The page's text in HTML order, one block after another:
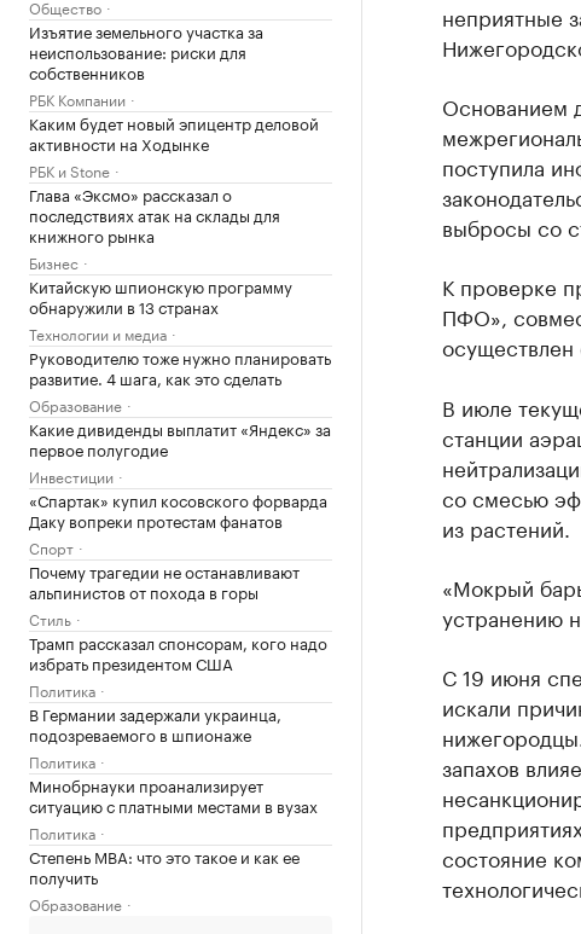
Общество
Изъятие земельного участка за
неиспользование: риски для
собственников
РБК Компании
Каким будет новый эпицентр деловой
активности на Ходынке
РБК и Stone
Глава «Эксмо» рассказал о
последствиях атак на склады для
книжного рынка
Бизнес
Китайскую шпионскую программу
обнаружили в 13 странах
Технологии и медиа
Руководителю тоже нужно планировать
развитие. 4 шага, как это сделать
Образование
Какие дивиденды выплатит «Яндекс» за
первое полугодие
Инвестиции
«Спартак» купил косовского форварда
Даку вопреки протестам фанатов
Спорт
Почему трагедии не останавливают
альпинистов от похода в горы
Стиль
Трамп рассказал спонсорам, кого надо
избрать президентом США
Политика
В Германии задержали украинца,
подозреваемого в шпионаже
Политика
Минобрнауки проанализирует
ситуацию с платными местами в вузах
Политика
Степень MBA: что это такое и как ее
получить
Образование
неприятные
Основанием
поступила
выбросы со
К проверке
ПФО»,
В июле
станции
со смесью
из растений.
«Мокрый
устранению
С 19 июня
искали
запахов
состояние